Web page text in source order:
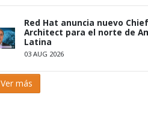
Red Hat anuncia nuevo Chief
Architect para el norte de
Latina
03 AUG 2026
Ver más